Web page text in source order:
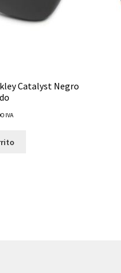
Catalyst Negro
IVA